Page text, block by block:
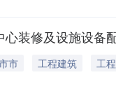
装修及设施设备
市 工程建筑
工程